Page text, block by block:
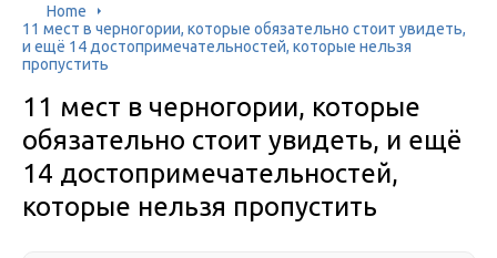
Home
11 мест в черногории, которые обязательно стоит увидеть,
и ещё 14 достопримечательностей, которые нельзя
пропустить
11 мест в черногории, которые
обязательно стоит увидеть, и ещё
14 достопримечательностей,
которые нельзя пропустить